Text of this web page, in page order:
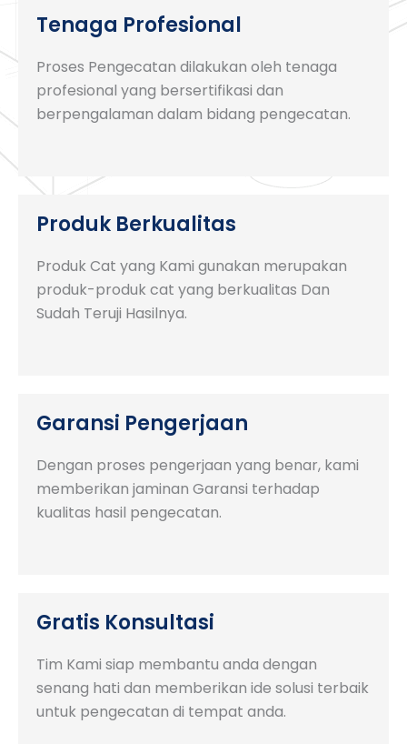
Tenaga Profesional
Proses Pengecatan dilakukan oleh tenaga
profesional yang bersertifikasi dan
berpengalaman dalam bidang pengecatan.
Produk Berkualitas
Produk Cat yang Kami gunakan merupakan
produk-produk cat yang berkualitas Dan
Sudah Teruji Hasilnya.
Garansi Pengerjaan
Dengan proses pengerjaan yang benar, kami
memberikan jaminan Garansi terhadap
kualitas hasil pengecatan.
Gratis Konsultasi
Tim Kami siap membantu anda dengan
senang hati dan memberikan ide solusi terbaik
untuk pengecatan di tempat anda.